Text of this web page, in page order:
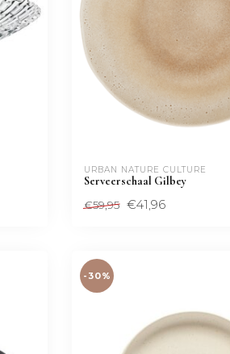
URBAN NATURE CULTURE
Serveerschaal Gilbey
€59,95 €41,96
-30%